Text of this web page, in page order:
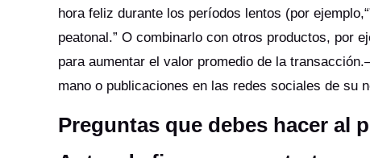
hora feliz durante los períodos lentos (por
peatonal.” O combinarlo con otros productos, por
para aumentar el valor promedio de la
mano o publicaciones en las redes sociales de su
Preguntas que debes hacer al